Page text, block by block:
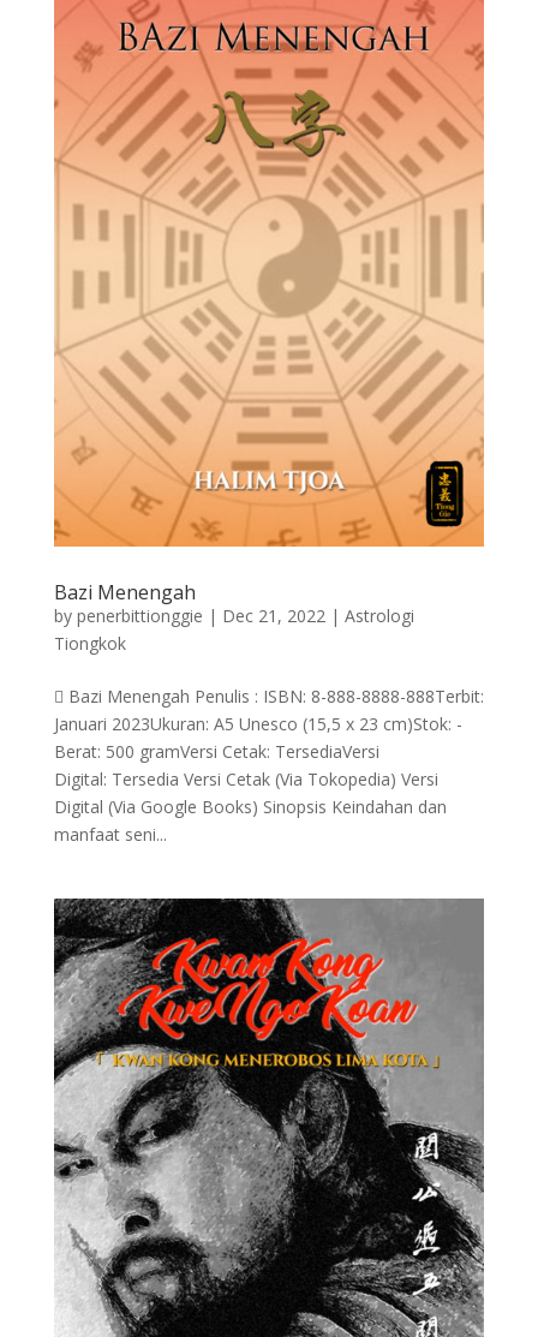
Bazi Menengah
by penerbittionggie | Dec 21, 2022 | Astrologi
Tiongkok
 Bazi Menengah Penulis : ISBN: 8-888-8888-888Terbit:
Januari 2023Ukuran: A5 Unesco (15,5 x 23 cm)Stok: -
Berat: 500 gramVersi Cetak: TersediaVersi
Digital: Tersedia Versi Cetak (Via Tokopedia) Versi
Digital (Via Google Books) Sinopsis Keindahan dan
manfaat seni...